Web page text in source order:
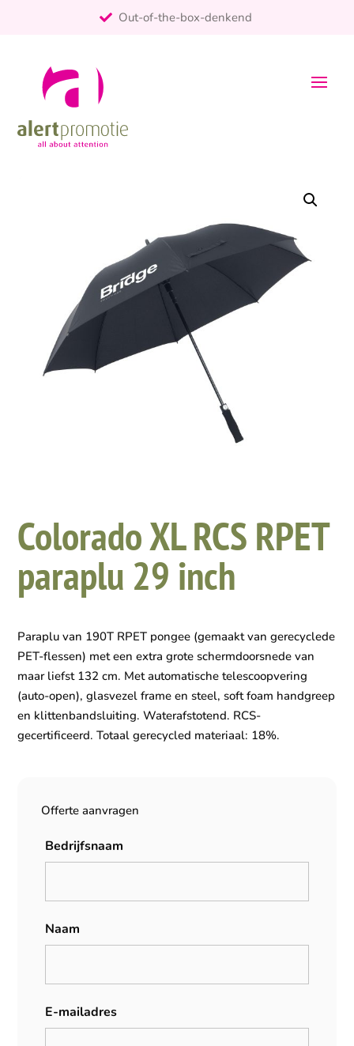
Out-of-the-box-denkend
Colorado XL RCS RPET
paraplu 29 inch
Paraplu van 190T RPET pongee (gemaakt van gerecyclede
PET-flessen) met een extra grote schermdoorsnede van
maar liefst 132 cm. Met automatische telescoopvering
(auto-open), glasvezel frame en steel, soft foam handgreep
en klittenbandsluiting. Waterafstotend. RCS-
gecertificeerd. Totaal gerecycled materiaal: 18%.
Offerte aanvragen
Bedrijfsnaam
Naam
E-mailadres